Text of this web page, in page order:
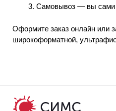
Самовывоз — вы сами
Оформите заказ онлайн или
широкоформатной,